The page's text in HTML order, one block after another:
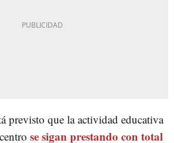
previsto que la actividad educativa
se sigan prestando con total